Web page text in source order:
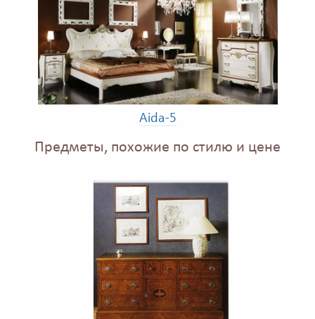
Aida-5
Предметы, похожие по стилю и цене